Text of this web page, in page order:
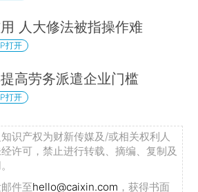
人大修法被指操作难
打开
高劳务派遣企业门槛
打开
识产权为财新传媒及/或相关权利人
许可，禁止进行转载、摘编、复制及
件至hello@caixin.com ，获得书面